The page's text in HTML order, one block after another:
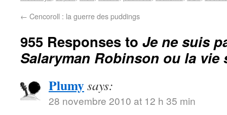
← Cencoroll : la guerre des puddings
955 Responses to Je ne suis
Salaryman Robinson ou la vie
Plumysays:
28 novembre 2010 at 12 h 35 min